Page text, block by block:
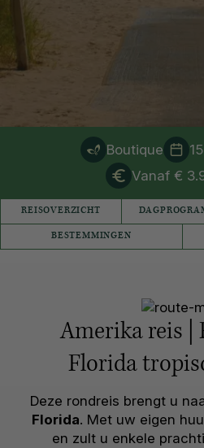
Boutique
Vanaf €
REISOVERZICHT
BESTEMMINGEN
Amerika reis |
Florida
Deze rondreis brengt u
Florida. Met uw eigen
en zult u enkele